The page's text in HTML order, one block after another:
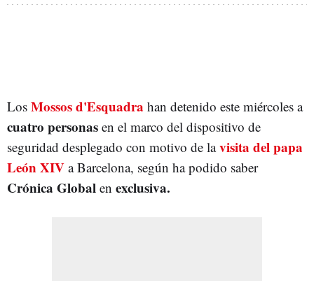
Los Mossos d'Esquadra han detenido este miércoles a
cuatro personas en el marco del dispositivo de
seguridad desplegado con motivo de lavisita del papa
León XIV a Barcelona, según ha podido saber
Crónica Global en exclusiva.